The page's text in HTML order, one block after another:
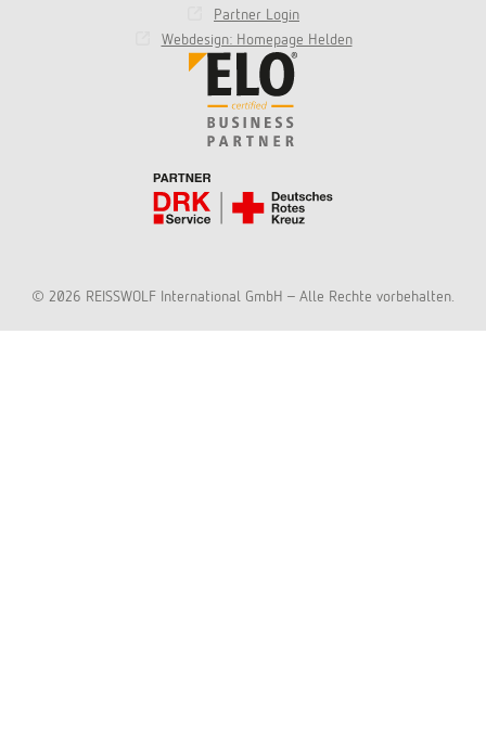
Partner Login
Webdesign: Homepage Helden
© 2026 REISSWOLF International GmbH - Alle Rechte vorbehalten.